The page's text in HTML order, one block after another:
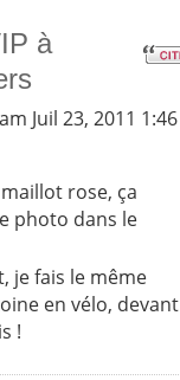
à
Juil 23, 2011 1:46
rose, ça
photo dans le
je fais le même
en vélo, devant
!